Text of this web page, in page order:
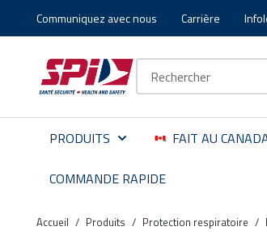
Aller au contenu principal
Skip to menu
Skip to footer
Communiquez avec nous Carrière
PRODUITS FAIT AU
COMMANDE RAPIDE
Accueil / Produits / Protection respiratoire /